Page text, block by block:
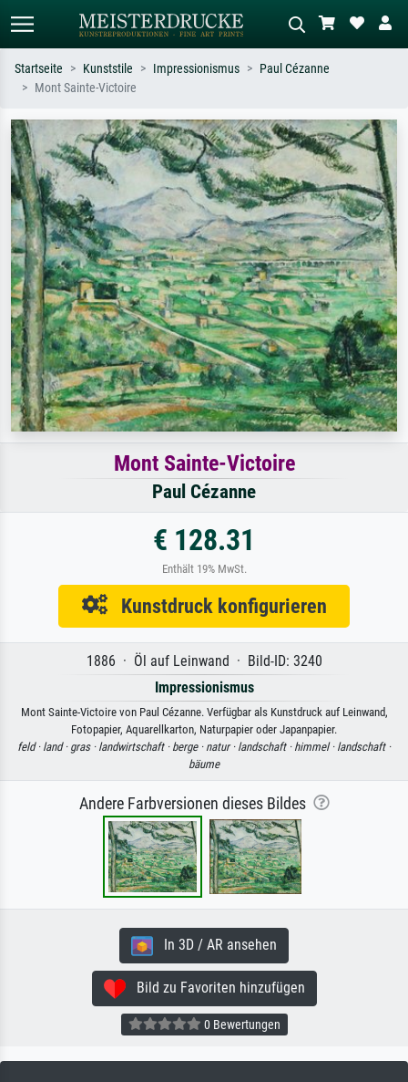
Suchen Sie nach Künstlern, Werktiteln
oder Stilen – z.B. Monet,
Sternennacht, Impressionismus, Welle
Hokusai, Akt.
Beschreiben Sie die Szene – z.B. Grüne
Wiese, Abstrakt mit viel Rot, Dunkles
Ölgemälde, Stehender Akt neben einem
Baum.
Startseite Kunststile Impressionismus
Paul Cézanne
Mont Sainte-Victoire
Mont Sainte-Victoire
Paul Cézanne
€ 128.31
Enthält 19% MwSt.
Kunstdruck konfigurieren
1886 · Öl auf Leinwand · Bild-ID: 3240
Impressionismus
Mont Sainte-Victoire von Paul Cézanne. Verfügbar als Kunstdruck auf Leinwand,
Fotopapier, Aquarellkarton, Naturpapier oder Japanpapier.
feld · land · gras · landwirtschaft · berge · natur · landschaft · himmel · landschaft ·
bäume
Andere Farbversionen dieses Bildes
In 3D / AR ansehen
Bild zu Favoriten hinzufügen
0 Bewertungen